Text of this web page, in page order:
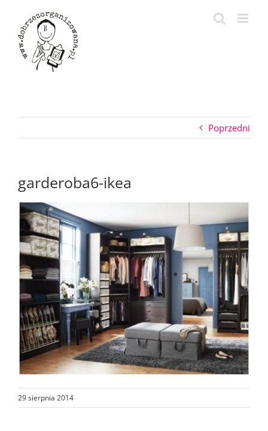
zawartości
Poprzedni
garderoba6-ikea
29 sierpnia 2014